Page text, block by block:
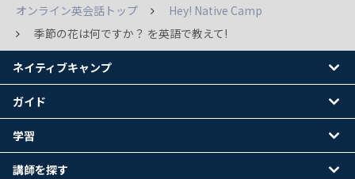
オンライン英会話トップ
Hey! Native Camp
季節の花は何ですか？ を英語で教えて!
ネイティブキャンプ
ガイド
学習
講師を探す